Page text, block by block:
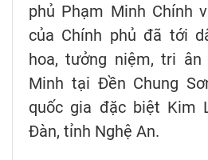
phủ Phạm Minh Chính
của Chính phủ đã tới
hoa, tưởng niệm, tri
Minh tại Đền Chung
quốc gia đặc biệt Kim
Đàn, tỉnh Nghệ An.